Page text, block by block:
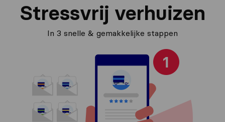
Stressvrij verhuizen
In 3 snelle & gemakkelijke stappen